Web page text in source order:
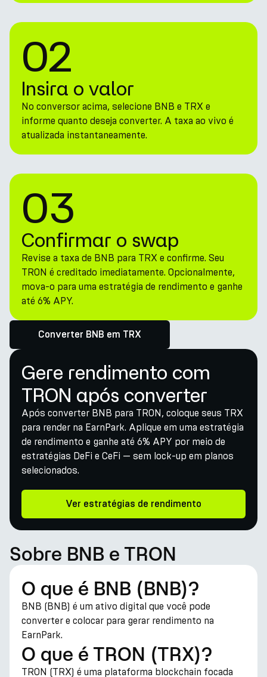
02
Insira o valor
No conversor acima, selecione BNB e TRX e
informe quanto deseja converter. A taxa ao vivo é
atualizada instantaneamente.
03
Confirmar o swap
Revise a taxa de BNB para TRX e confirme. Seu
TRON é creditado imediatamente. Opcionalmente,
mova-o para uma estratégia de rendimento e ganhe
até 6% APY.
Converter BNB em TRX
Gere rendimento com
TRON após converter
Após converter BNB para TRON, coloque seus TRX
para render na EarnPark. Aplique em uma estratégia
de rendimento e ganhe até 6% APY por meio de
estratégias DeFi e CeFi — sem lock-up em planos
selecionados.
Ver estratégias de rendimento
Sobre BNB e TRON
O que é BNB (BNB)?
BNB (BNB) é um ativo digital que você pode
converter e colocar para gerar rendimento na
EarnPark.
O que é TRON (TRX)?
TRON (TRX) é uma plataforma blockchain focada